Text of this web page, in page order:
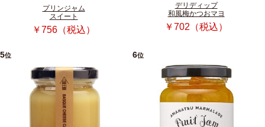
プリンジャム
スイート
￥756（税込）
デリディップ
和風梅かつおマヨ
￥702（税込）
5位 6位